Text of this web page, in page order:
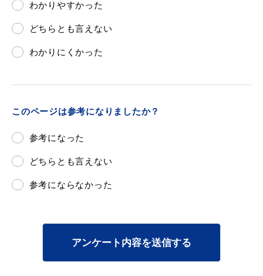
わかりやすかった
どちらとも言えない
わかりにくかった
このページは参考になりましたか？
参考になった
どちらとも言えない
参考にならなかった
アンケート内容を送信する